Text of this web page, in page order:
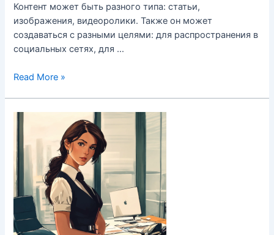
Контент может быть разного типа: статьи,
изображения, видеоролики. Также он может
создаваться с разными целями: для распространения в
социальных сетях, для …
Контент
продукта
Read More »